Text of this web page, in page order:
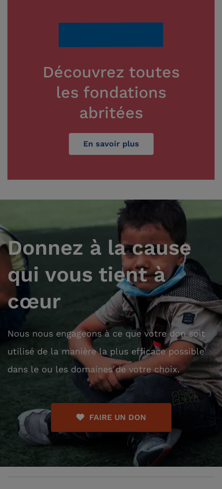
Découvrez toutes
les fondations
abritées
En savoir plus
Donnez à la cause
qui vous tient à
cœur
Nous nous engageons à ce que votre don soit
utilisé de la manière la plus efficace possible
dans le ou les domaines de votre choix.
FAIRE UN DON